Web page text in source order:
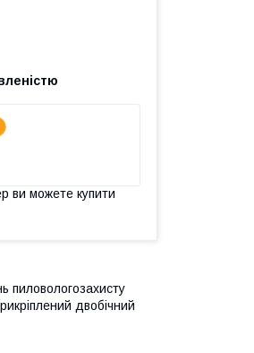
ви можете купити
пиловологозахисту
двобічний